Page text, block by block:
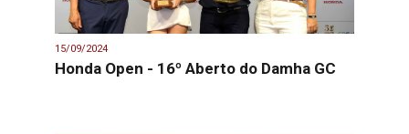
15/09/2024
Honda Open - 16º Aberto do Damha GC